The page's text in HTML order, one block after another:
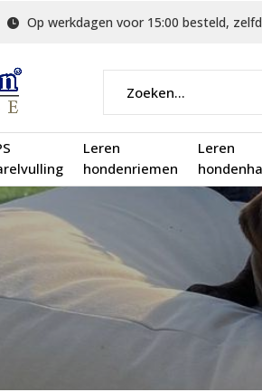
Leren
hondenriemen
Leren
Op werkdagen voor 15:00 besteld, zelfde dag